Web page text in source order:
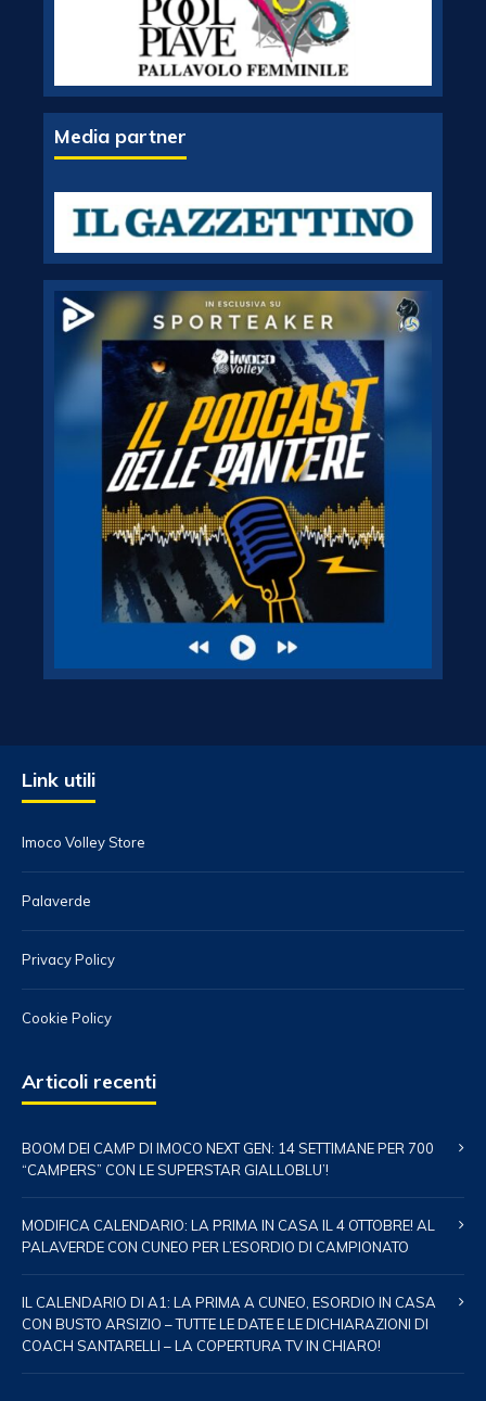
Media partner
Link utili
Imoco Volley Store
Palaverde
Privacy Policy
Cookie Policy
Articoli recenti
BOOM DEI CAMP DI IMOCO NEXT GEN: 14 SETTIMANE PER 700
“CAMPERS” CON LE SUPERSTAR GIALLOBLU’!
MODIFICA CALENDARIO: LA PRIMA IN CASA IL 4 OTTOBRE! AL
PALAVERDE CON CUNEO PER L’ESORDIO DI CAMPIONATO
IL CALENDARIO DI A1: LA PRIMA A CUNEO, ESORDIO IN CASA
CON BUSTO ARSIZIO – TUTTE LE DATE E LE DICHIARAZIONI DI
COACH SANTARELLI – LA COPERTURA TV IN CHIARO!